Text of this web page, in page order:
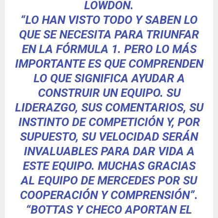
LOWDON.
“LO HAN VISTO TODO Y SABEN LO
QUE SE NECESITA PARA TRIUNFAR
EN LA FÓRMULA 1. PERO LO MÁS
IMPORTANTE ES QUE COMPRENDEN
LO QUE SIGNIFICA AYUDAR A
CONSTRUIR UN EQUIPO. SU
LIDERAZGO, SUS COMENTARIOS, SU
INSTINTO DE COMPETICIÓN Y, POR
SUPUESTO, SU VELOCIDAD SERÁN
INVALUABLES PARA DAR VIDA A
ESTE EQUIPO. MUCHAS GRACIAS
AL EQUIPO DE MERCEDES POR SU
COOPERACIÓN Y COMPRENSIÓN”.
“BOTTAS Y CHECO APORTAN EL